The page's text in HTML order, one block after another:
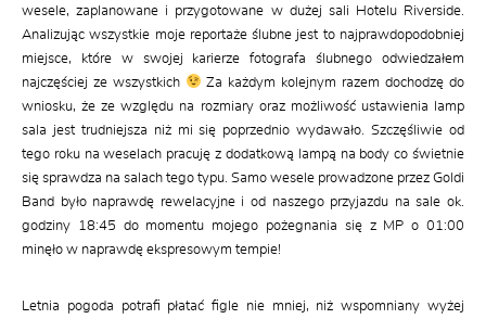
wesele, zaplanowane i przygotowane w dużej sali Hotelu Riverside.
Analizując wszystkie moje reportaże ślubne jest to najprawdopodobniej
miejsce, które w swojej karierze fotografa ślubnego odwiedzałem
najczęściej ze wszystkich
Za każdym kolejnym razem dochodzę do
wniosku, że ze względu na rozmiary oraz możliwość ustawienia lamp
sala jest trudniejsza niż mi się poprzednio wydawało. Szczęśliwie od
tego roku na weselach pracuję z dodatkową lampą na body co świetnie
się sprawdza na salach tego typu. Samo wesele prowadzone przez Goldi
Band było naprawdę rewelacyjne i od naszego przyjazdu na sale ok.
godziny 18:45 do momentu mojego pożegnania się z MP o 01:00
minęło w naprawdę ekspresowym tempie!
Letnia pogoda potrafi płatać figle nie mniej, niż wspomniany wyżej